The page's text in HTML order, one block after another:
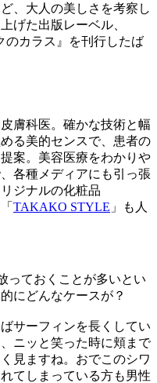
、大人の美しさを考察し
げた出版レーベル、
のカラス』を刊行したば
膚科医。確かな技術と幅
る美的センスで、患者の
案。美容医療をわかりや
各種メディアにも引っ張
ジナルの化粧品
TAKAKO STYLE 」も人
っておくことが多いとい
にどんなケースが？
サーフィンを長くしてい
ニッと笑った時に頬まで
見ますね。おでこのシワ
てしまっている方も男性